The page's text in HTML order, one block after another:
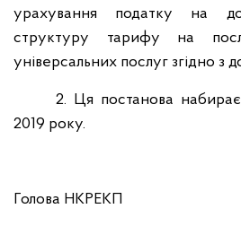
урахування податку на
структуру тарифу на
універсальних послуг згідно з
2. Ця постанова
2019 року.
Голова НКРЕКП